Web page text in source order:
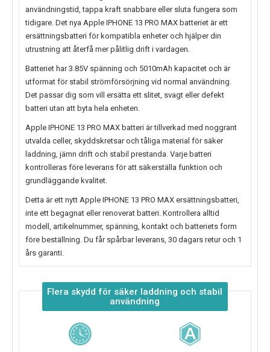
användningstid, tappa kraft snabbare eller sluta fungera som
tidigare. Det nya Apple IPHONE 13 PRO MAX batteriet är ett
ersättningsbatteri för kompatibla enheter och hjälper din
utrustning att återfå mer pålitlig drift i vardagen.
Batteriet har 3.85V spänning och 5010mAh kapacitet och är
utformat för stabil strömförsörjning vid normal användning.
Det passar dig som vill ersätta ett slitet, svagt eller defekt
batteri utan att byta hela enheten.
Apple IPHONE 13 PRO MAX batteri är tillverkad med noggrant
utvalda celler, skyddskretsar och tåliga material för säker
laddning, jämn drift och stabil prestanda. Varje batteri
kontrolleras före leverans för att säkerställa funktion och
grundläggande kvalitet.
Detta är ett nytt Apple IPHONE 13 PRO MAX ersättningsbatteri,
inte ett begagnat eller renoverat batteri. Kontrollera alltid
modell, artikelnummer, spänning, kontakt och batteriets form
före beställning. Du får spårbar leverans, 30 dagars retur och 1
års garanti.
Flera skydd för säker laddning och stabil
användning